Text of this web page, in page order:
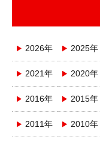
2026年 2025年
2021年 2020年
2016年 2015年
2011年 2010年